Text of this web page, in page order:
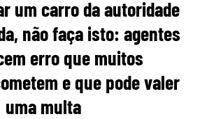
um carro da autoridade
não faça isto: agentes
erro que muitos
e que pode valer
uma multa